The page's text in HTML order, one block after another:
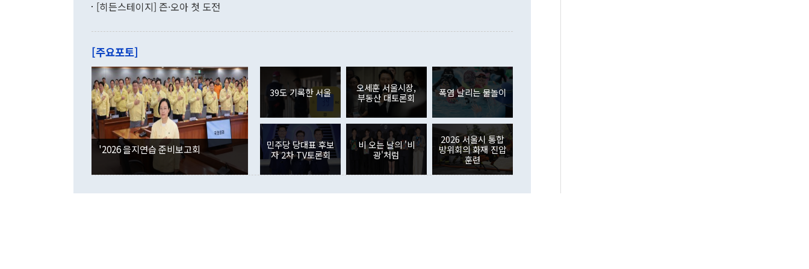
"우리의 선의대로 하는 게 과연 한반도의 평화와 안정에 플러스냐, 결론적
관은 업무보고 사후 브리핑에서 정 장관이 언급한 '4자 회담'에 대해 "이상
이 9월 러시아 블라디보스토크에서 열리는 '동방경제포럼(EEF)'을 언급하
며 "정부 차원에서 (참석을) 검토하고 있다"고 발언한 데 대해서도 조 장관
은 "그것은 외교부의 몫"이라며 "아직 거기까지 진도가 나가지 않았다"고
잘랐다. 정 장관이 이날 소개한 대북 구상과 설명은 정부 내 조율을 거치지
않았다는 점에서 문제가 있다. 특히 주적 표현 대체와 국호 사용, 9·19 군
사합의 복원, 4자회담 추진 등은 통일부 장관이 결정할 사안이 아니어서 월
권이라는 지적이 나오고 있다. 이 대통령은 정 장관의 업무보고를 듣고 난
뒤 "여기 업무보고에 발표했다고 승인난 건 아니다"라고 재차 확인했다. 정
부의 한 소식통은 "정 장관의 발언 내용은 대부분 국가안전보장회의(NSC)
를 거쳐 결정된 사안이 아닌 정 장관의 개인적 생각에 가깝다"며 "안보 관
련 부처 장관이 정부의 공식 정책이 아닌 사안을 추진하겠다고 업무보고를
하고 대통령의 면전에서 '국군통수권자가 나서야 한다'고 주장한 것은 심각
로 전환됐다. 본원소득수지는 배당소득을 중심으로 32억7000만달러 흑자
는 배당수입이 늘어난 데다 전월 분기배당에 따른 기저효과로 배당지급이
였던 올해 3월(369억9000만달러)을 넘어선 것이다. 직접투자에서는 내국
인의 해외투자가 80억1000만달러, 외국인의 국내투자가 46억3000만달러
각각 증가했다. 증권투자에서는 외국인의 국내 주식 매도세가 이어졌다. 외
국인의 국내 주식 투자는 차익실현 매도 등의 영향으로 316억1000만달러
감소하며 전월(-310억5000만달러)에 이어 역대 최대 순매도 기록을 다시
경신했다. 외국인의 국내 채권투자는 세계국채지수(WGBI) 자금 유입에도
분기 말 만기도래 영향으로 증가 폭이 줄어든 52억9000만달러를 기록했
다. 내국인의 해외 증권투자는 주식을 중심으로 35억6000만달러 증가했
다. eoyn2@newspim.com
[히든스테이지] 즌·오아 첫 도전
[주요포토]
'2026 을지연습 준비보고회
39도 기록한 서울
오세훈 서울시장,
부동산 대토론회
폭염 날리는 물놀이
민주당 당대표 후보
자 2차 TV토론회
비 오는 날의 '비
광'처럼
2026 서울시 통합
방위회의 화재 진압
훈련